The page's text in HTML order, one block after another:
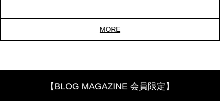
MORE
【BLOG MAGAZINE 会員限定】